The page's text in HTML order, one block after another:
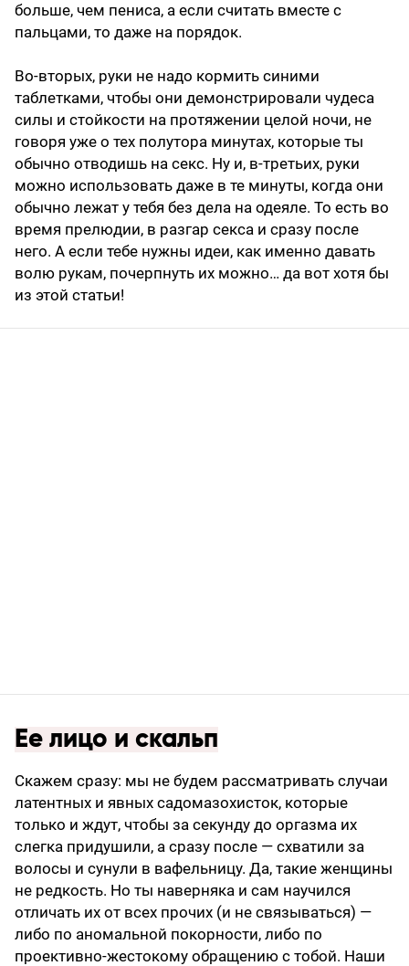
больше, чем пениса, а если считать вместе с
пальцами, то даже на порядок.
Во-вторых, руки не надо кормить синими
таблетками, чтобы они демонстрировали чудеса
силы и стойкости на протяжении целой ночи, не
говоря уже о тех полутора минутах, которые ты
обычно отводишь на секс. Ну и, в-третьих, руки
можно использовать даже в те минуты, когда они
обычно лежат у тебя без дела на одеяле. То есть во
время прелюдии, в разгар секса и сразу после
него. А если тебе нужны идеи, как именно давать
волю рукам, почерпнуть их можно… да вот хотя бы
из этой статьи!
Ее лицо и скальп
Скажем сразу: мы не будем рассматривать случаи
латентных и явных садомазохисток, которые
только и ждут, чтобы за секунду до оргазма их
слегка придушили, а сразу после — схватили за
волосы и сунули в вафельницу. Да, такие женщины
не редкость. Но ты наверняка и сам научился
отличать их от всех прочих (и не связываться) —
либо по аномальной покорности, либо по
проективно-жестокому обращению с тобой. Наши